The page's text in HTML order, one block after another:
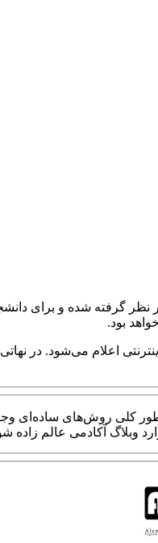
کلی روش‌های ساده‌ای
وبلاگ آکادمی عالم زاده